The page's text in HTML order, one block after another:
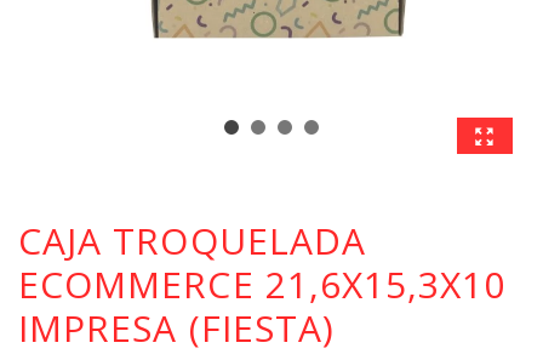
CAJA TROQUELADA
ECOMMERCE 21,6X15,3X10
IMPRESA (FIESTA)